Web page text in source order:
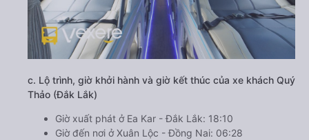
c. Lộ trình, giờ khởi hành và giờ kết thúc của xe khách Quý
Thảo (Đắk Lắk)
Giờ xuất phát ở Ea Kar - Đắk Lắk: 18:10
Giờ đến nơi ở Xuân Lộc - Đồng Nai: 06:28